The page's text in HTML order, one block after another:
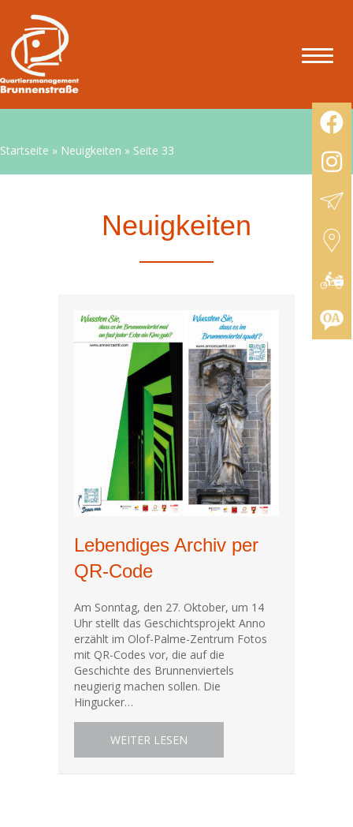
Startseite » Neuigkeiten » Seite 33
Neuigkeiten
Lebendiges Archiv per
QR-Code
Am Sonntag, den 27. Oktober, um 14
Uhr stellt das Geschichtsprojekt Anno
erzählt im Olof-Palme-Zentrum Fotos
mit QR-Codes vor, die auf die
Geschichte des Brunnenviertels
neugierig machen sollen. Die
Hingucker…
WEITER LESEN